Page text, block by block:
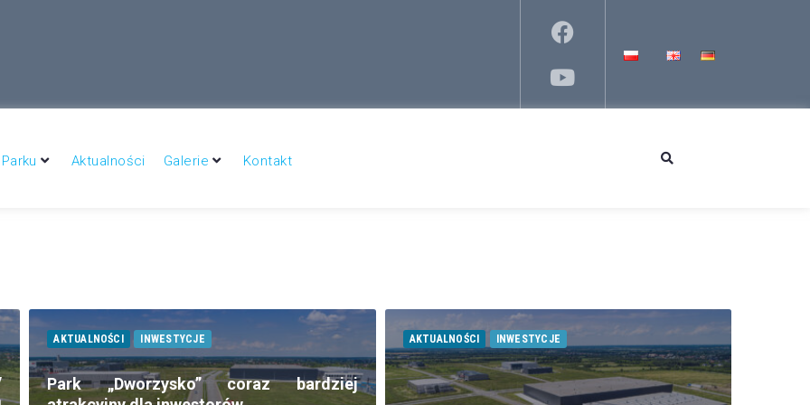
Dworzysko to wielki potencjał inwestycyjny
Aktualności Galerie Kontakt
AKTUALNOŚCI INWESTYCJE
Park „Dworzysko” coraz bardziej
AKTUALNOŚCI INWESTYCJE